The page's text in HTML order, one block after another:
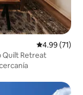
Calificación
4.99 (71)
Quilt Retreat